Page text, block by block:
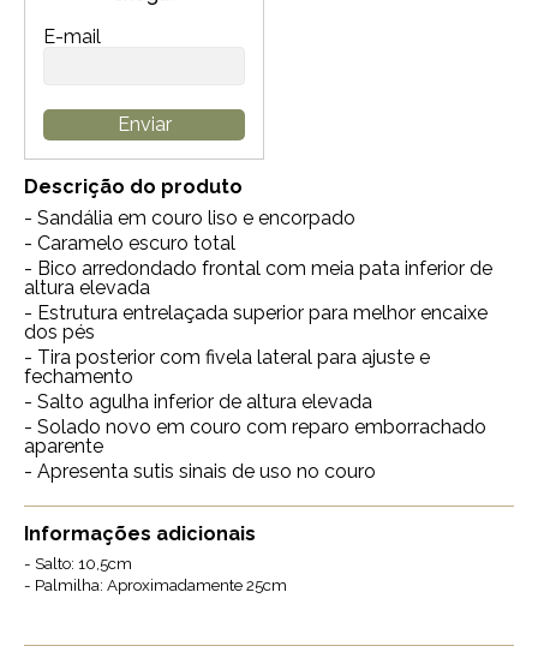
E-mail
Enviar
Descrição do produto
- Sandália em couro liso e encorpado
- Caramelo escuro total
- Bico arredondado frontal com meia pata inferior de
altura elevada
- Estrutura entrelaçada superior para melhor encaixe
dos pés
- Tira posterior com fivela lateral para ajuste e
fechamento
- Salto agulha inferior de altura elevada
- Solado novo em couro com reparo emborrachado
aparente
- Apresenta sutis sinais de uso no couro
Informações adicionais
- Salto: 10,5cm
- Palmilha: Aproximadamente 25cm